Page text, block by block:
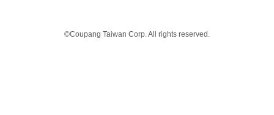
©Coupang Taiwan Corp. All rights reserved.